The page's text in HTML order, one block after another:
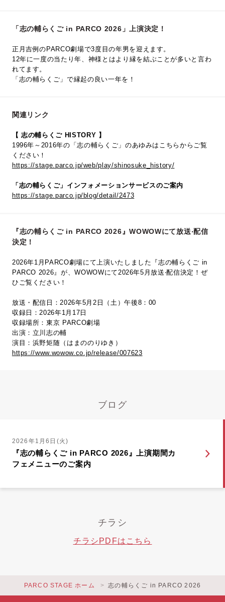
「志の輔らくご in PARCO 2026」上演決定！
正月吉例のPARCO劇場で3度目の年男を迎えます。
12年に一度の当たり年、神様とはより縁を結ぶことが多いと言わ
れてます。
「志の輔らくご」で縁起の良い一年を！
関連リンク
【 志の輔らくご HISTORY 】
1996年～2016年の「志の輔らくご」のあゆみはこちらからご覧
ください！
https://stage.parco.jp/web/play/shinosuke_history/
「志の輔らくご」インフォメーションサービスのご案内
https://stage.parco.jp/blog/detail/2473
『志の輔らくご in PARCO 2026』WOWOWにて放送‧配信
決定！
2026年1月PARCO劇場にて上演いたしました『志の輔らくご in
PARCO 2026』が、WOWOWにて2026年5⽉放送‧配信決定！ぜ
ひご覧ください！
放送・配信日：2026年5月2日（土）午後8：00
収録日：2026年1月17日
収録場所：東京 PARCO劇場
出演：立川志の輔
演目：浜野矩随（はまののりゆき）
https://www.wowow.co.jp/release/007623
ブログ
2026年1月6日(火)
『志の輔らくご in PARCO 2026』上演期間カ
フェメニューのご案内
チラシ
チラシPDFはこちら
PARCO STAGE ホーム 志の輔らくご in PARCO 2026